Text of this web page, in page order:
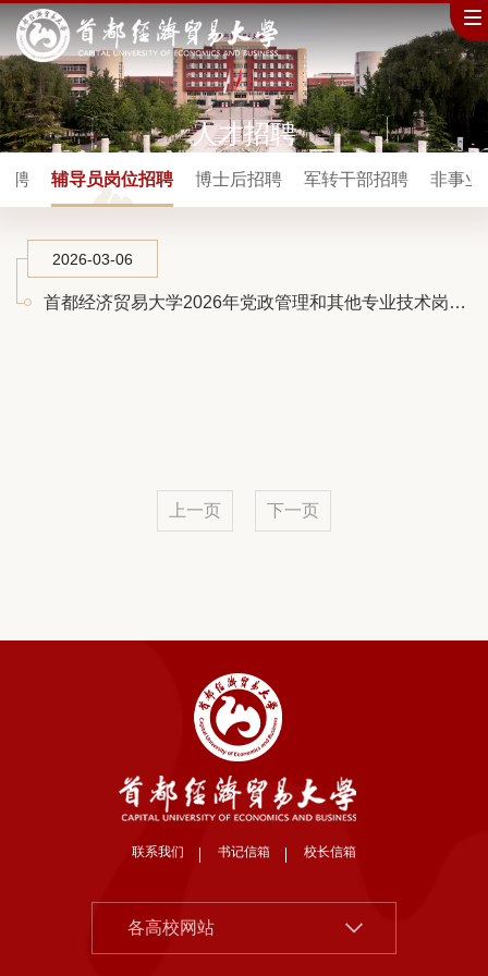
人才招聘
聘 辅导员岗位招聘 博士后招聘 军转干部招聘 非事业
2026-03-06
首都经济贸易大学2026年党政管理和其他专业技术岗位公开招聘公告
上一页 下一页
各高校网站
北京大学
清华大学
联系我们 书记信箱 校长信箱